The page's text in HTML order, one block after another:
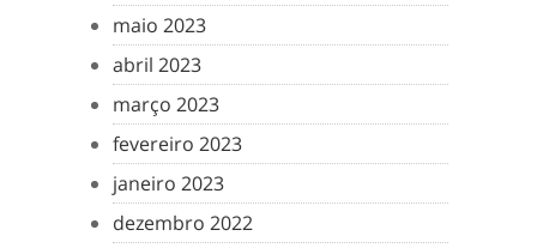
maio 2023
abril 2023
março 2023
fevereiro 2023
janeiro 2023
dezembro 2022